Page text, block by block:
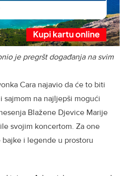
je pregršt događanja na svim
Cara najavio da će to biti
sajmom na najljepši mogući
Blažene Djevice Marije
svojim koncertom. Za one
i legende u prostoru